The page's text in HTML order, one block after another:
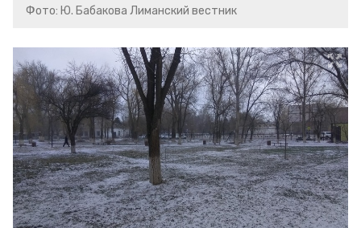
Фото: Ю. Бабакова Лиманский вестник